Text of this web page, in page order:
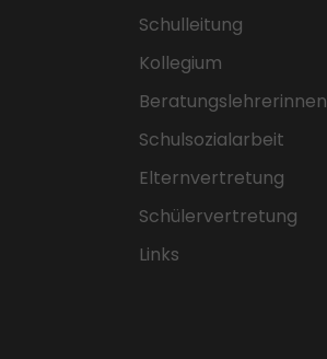
Schulleitung
Kollegium
Beratungslehrerinnen
Schulsozialarbeit
Elternvertretung
Schülervertretung
Links